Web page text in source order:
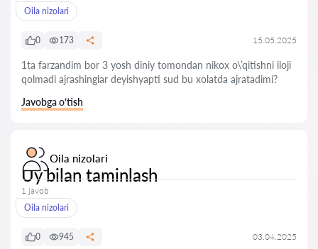
Oila nizolari
0 173 15.05.2025
1ta farzandim bor 3 yosh diniy tomondan nikox o\’qitishni iloji
qolmadi ajrashinglar deyishyapti sud bu xolatda ajratadimi?
Javobga o‘tish
Oila nizolari
Uy bilan taminlash
1 javob
Oila nizolari
0 945 03.04.2025